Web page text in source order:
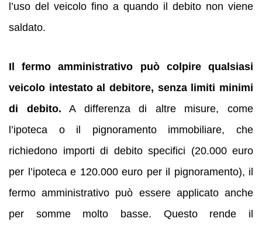
l’uso del veicolo fino a quando il debito non viene
saldato.
Il fermo amministrativo può colpire qualsiasi
veicolo intestato al debitore, senza limiti minimi
di debito. A differenza di altre misure, come
l’ipoteca o il pignoramento immobiliare, che
richiedono importi di debito specifici (20.000 euro
per l’ipoteca e 120.000 euro per il pignoramento), il
fermo amministrativo può essere applicato anche
per somme molto basse. Questo rende il